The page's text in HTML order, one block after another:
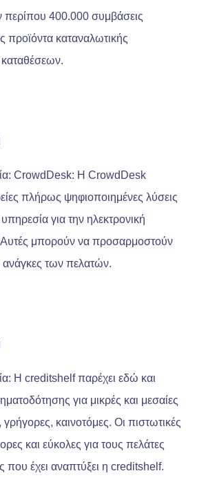
περίπου 400.000 συμβάσεις
προϊόντα καταναλωτικής
CrowdDesk: Η CrowdDesk
πλήρως ψηφιοποιημένες λύσεις
για την ηλεκτρονική
μπορούν να προσαρμοστούν
ανάγκες των πελατών.
Η creditshelf παρέχει εδώ και
για μικρές και μεσαίες
γρήγορες, καινοτόμες. Οι πιστωτικές
και εύκολες για τους πελάτες
που έχει αναπτύξει η creditshelf.